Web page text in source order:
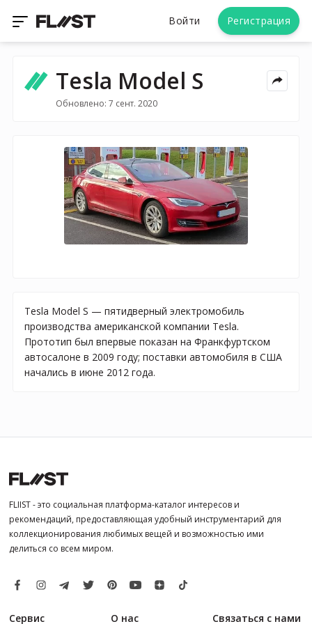
Войти Регистрация
Tesla Model S
Обновлено: 7 сент. 2020
Tesla Model S — пятидверный электромобиль
производства американской компании Tesla.
Прототип был впервые показан на Франкфуртском
автосалоне в 2009 году; поставки автомобиля в США
начались в июне 2012 года.
FLIIST - это социальная платформа-каталог интересов и
рекомендаций, предоставляющая удобный инструментарий для
коллекционирования любимых вещей и возможностью ими
делиться со всем миром.
Сервис О нас Связаться с нами